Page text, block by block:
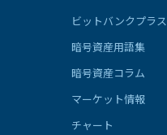
ビットバンクプラス
暗号資産用語集
暗号資産コラム
マーケット情報
チャート